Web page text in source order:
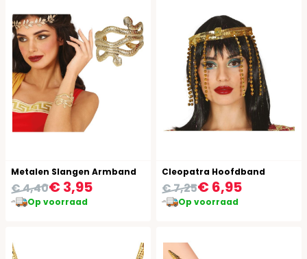
Metalen Slangen Armband
€ 3,95
€ 4,40
Op voorraad
Cleopatra Hoofdband
€ 6,95
€ 7,25
Op voorraad